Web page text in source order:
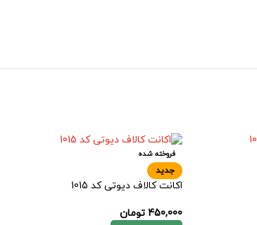
فروخته شده
جدید
اکانت کالاف دیوتی کد 1015
450,000 تومان